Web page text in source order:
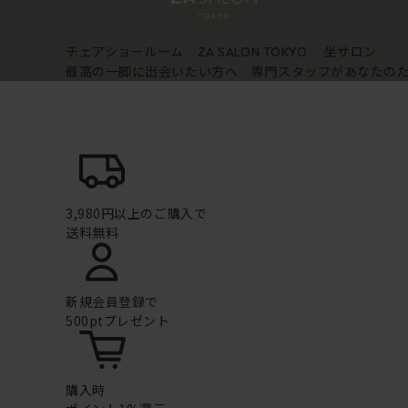
チェアショールーム ZA SALON TOKYO
坐サロン
最高の一脚に出会いたい方へ 専門スタッフがあなたの
3,980円以上のご購入で
送料無料
新規会員登録で
500ptプレゼント
購入時